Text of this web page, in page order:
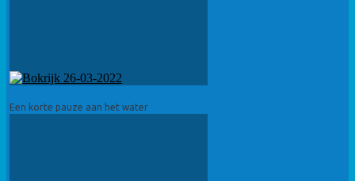
Een korte pauze aan het water